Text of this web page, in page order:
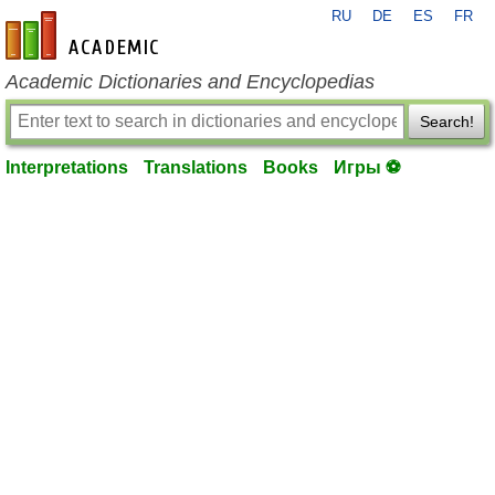
en-academic.com
RU DE ES FR
Academic Dictionaries and Encyclopedias
Search!
Interpretations Translations Books Игры ⚽